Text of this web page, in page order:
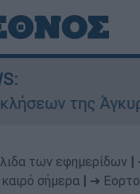
της
των εφημερίδων
σήμερα
➔